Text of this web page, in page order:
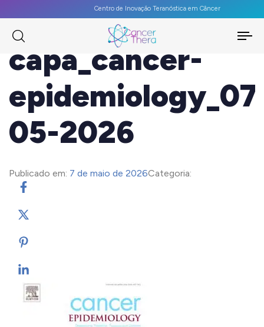
Centro de Inovação Teranóstica em Câncer
capa_cancer-
05-2026
Publicado em: 7 de maio de 2026Categoria: